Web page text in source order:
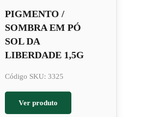
PIGMENTO /
SOMBRA EM PÓ
SOL DA
LIBERDADE 1,5G
Código SKU: 3325
Ver produto